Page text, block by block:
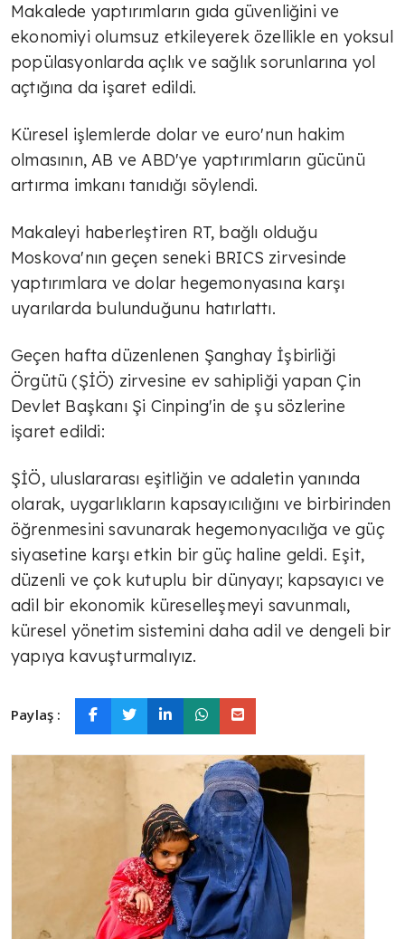
Makalede yaptırımların gıda güvenliğini ve
ekonomiyi olumsuz etkileyerek özellikle en yoksul
popülasyonlarda açlık ve sağlık sorunlarına yol
açtığına da işaret edildi.
Küresel işlemlerde dolar ve euro'nun hakim
olmasının, AB ve ABD'ye yaptırımların gücünü
artırma imkanı tanıdığı söylendi.
Makaleyi haberleştiren RT, bağlı olduğu
Moskova'nın geçen seneki BRICS zirvesinde
yaptırımlara ve dolar hegemonyasına karşı
uyarılarda bulunduğunu hatırlattı.
Geçen hafta düzenlenen Şanghay İşbirliği
Örgütü (ŞİÖ) zirvesine ev sahipliği yapan Çin
Devlet Başkanı Şi Cinping'in de şu sözlerine
işaret edildi:
ŞİÖ, uluslararası eşitliğin ve adaletin yanında
olarak, uygarlıkların kapsayıcılığını ve birbirinden
öğrenmesini savunarak hegemonyacılığa ve güç
siyasetine karşı etkin bir güç haline geldi. Eşit,
düzenli ve çok kutuplu bir dünyayı; kapsayıcı ve
adil bir ekonomik küreselleşmeyi savunmalı,
küresel yönetim sistemini daha adil ve dengeli bir
yapıya kavuşturmalıyız.
Paylaş :